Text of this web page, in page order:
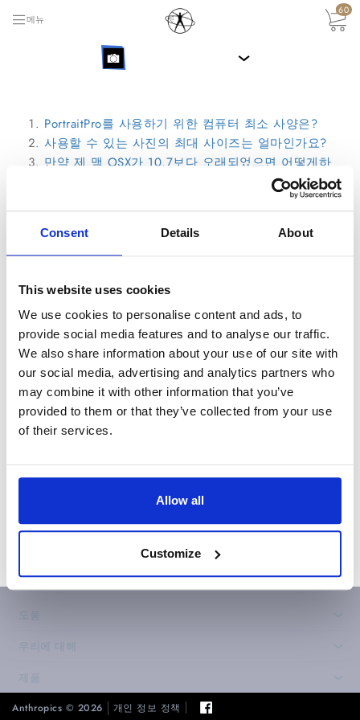
Consent Details About
This website uses cookies
We use cookies to personalise content and ads, to
provide social media features and to analyse our traffic.
We also share information about your use of our site with
our social media, advertising and analytics partners who
may combine it with other information that you’ve
provided to them or that they’ve collected from your use
of their services.
Allow all
Customize
메뉴
60
›
PortraitPro를 사용하기 위한 컴퓨터 최소 사양은?
사용할 수 있는 사진의 최대 사이즈는 얼마인가요?
만약 제 맥 OSX가 10.7보다 오래되었으면 어떻게하
만약 여러분의 질문이 목록에 없다면,
서포트 티켓을
열어서포트 직원들에게 질문을 보내 주십시오.
뒤로
Anthropics © 2026
개인 정보 정책